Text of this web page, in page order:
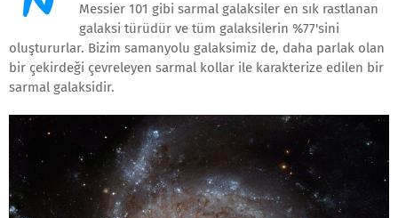
Messier 101 gibi sarmal galaksiler en sık rastlanan
galaksi türüdür ve tüm galaksilerin %77'sini
oluştururlar. Bizim samanyolu galaksimiz de, daha parlak olan
bir çekirdeği çevreleyen sarmal kollar ile karakterize edilen bir
sarmal galaksidir.